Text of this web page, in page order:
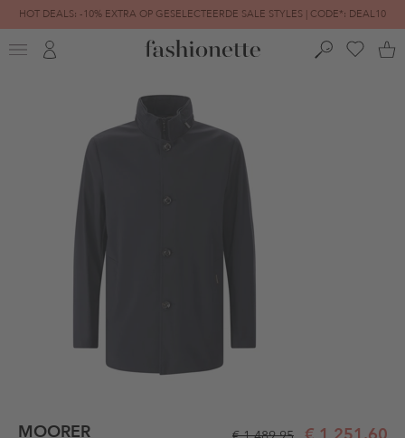
HOT DEALS: -10% EXTRA OP GESELECTEERDE SALE STYLES | CODE*: DEAL10
FINAL SALE | TOT -80% GEREDUCEERD
MOORER